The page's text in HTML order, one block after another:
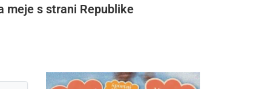
meje s strani Republike